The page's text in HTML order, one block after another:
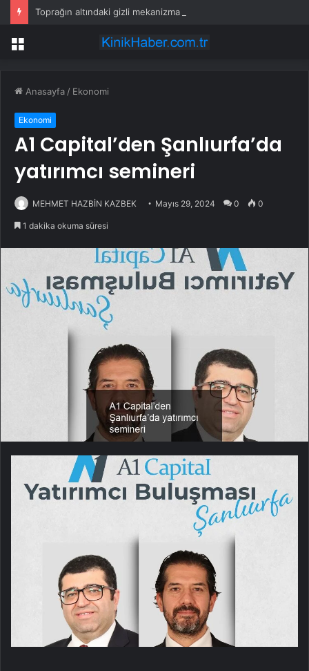
Menü
Anasayfa / Ekonomi
Ekonomi
A1 Capital’den Şanlıurfa’da
yatırımcı semineri
MEHMET HAZBİN KAZBEK Mayıs 29, 2024 0 0
1 dakika okuma süresi